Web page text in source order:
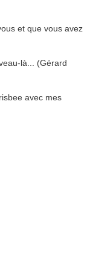
et que vous avez
là... (Gérard
avec mes